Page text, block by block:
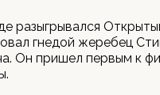
разыгрывался
гнедой жеребец
Он пришел первым к